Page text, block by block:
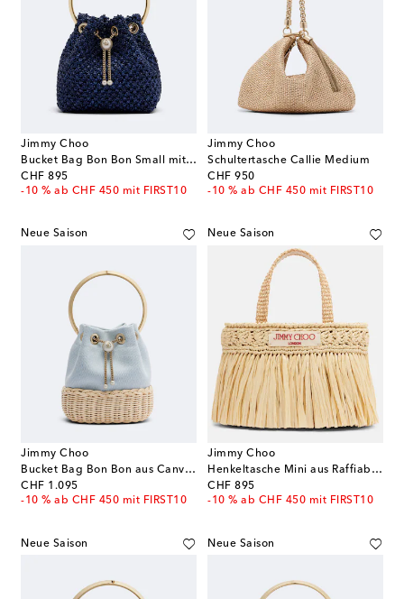
Jimmy Choo
Bucket Bag Bon Bon Small mit Zierperlen
CHF 895
original price
-10 % ab CHF 450 mit FIRST10
Jimmy Choo
Schultertasche Callie Medium
CHF 950
original price
-10 % ab CHF 450 mit FIRST10
Neue Saison
Jimmy Choo
Bucket Bag Bon Bon aus Canvas mit Zierperlen
CHF 1.095
original price
-10 % ab CHF 450 mit FIRST10
Neue Saison
Jimmy Choo
Henkeltasche Mini aus Raffiabast
CHF 895
original price
-10 % ab CHF 450 mit FIRST10
Neue Saison Neue Saison